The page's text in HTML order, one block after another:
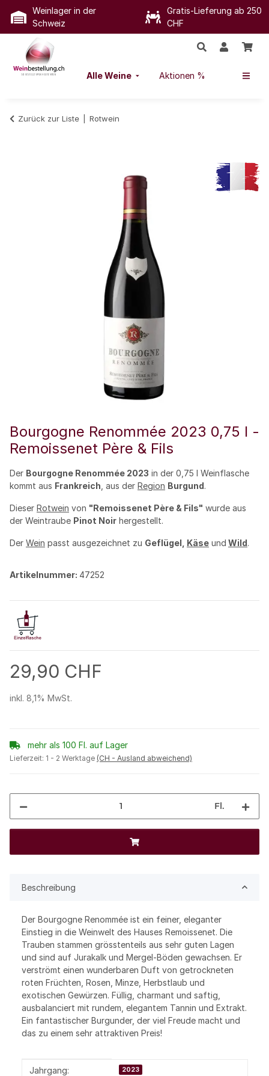
Weinlager in der
Schweiz
Gratis-Lieferung ab 250
CHF
Alle Weine Aktionen %
Zurück zur Liste Rotwein
Bourgogne Renommée 2023 0,75 l -
Remoissenet Père & Fils
Der Bourgogne Renommée 2023 in der 0,75 l Weinflasche
kommt aus Frankreich , aus der Region Burgund.
Dieser Rotwein von "Remoissenet Père & Fils" wurde aus
der Weintraube Pinot Noir hergestellt.
Der Wein passt ausgezeichnet zu Geflügel, Käse und Wild.
Artikelnummer: 47252
29,90 CHF
inkl. 8,1% MwSt.
mehr als 100 Fl. auf Lager
Lieferzeit: 1 - 2 Werktage (CH - Ausland abweichend)
Fl.
Beschreibung
Der Bourgogne Renommée ist ein feiner, eleganter
Einstieg in die Weinwelt des Hauses Remoissenet. Die
Trauben stammen grösstenteils aus sehr guten Lagen
und sind auf Jurakalk und Mergel-Böden gewachsen. Er
verströmt einen wunderbaren Duft von getrockneten
roten Früchten, Rosen, Minze, Herbstlaub und
exotischen Gewürzen. Füllig, charmant und saftig,
ausbalanciert mit rundem, elegantem Tannin und Extrakt.
Ein fantastischer Burgunder, der viel Freude macht und
das zu einem sehr attraktiven Preis!
Produkteigenschaft
Wert
Jahrgang: 2023